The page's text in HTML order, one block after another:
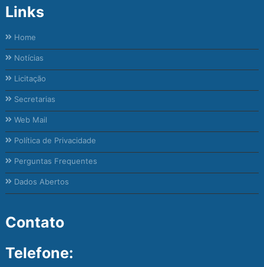
Links
Home
Notícias
Licitação
Secretarias
Web Mail
Política de Privacidade
Perguntas Frequentes
Dados Abertos
Contato
Telefone: